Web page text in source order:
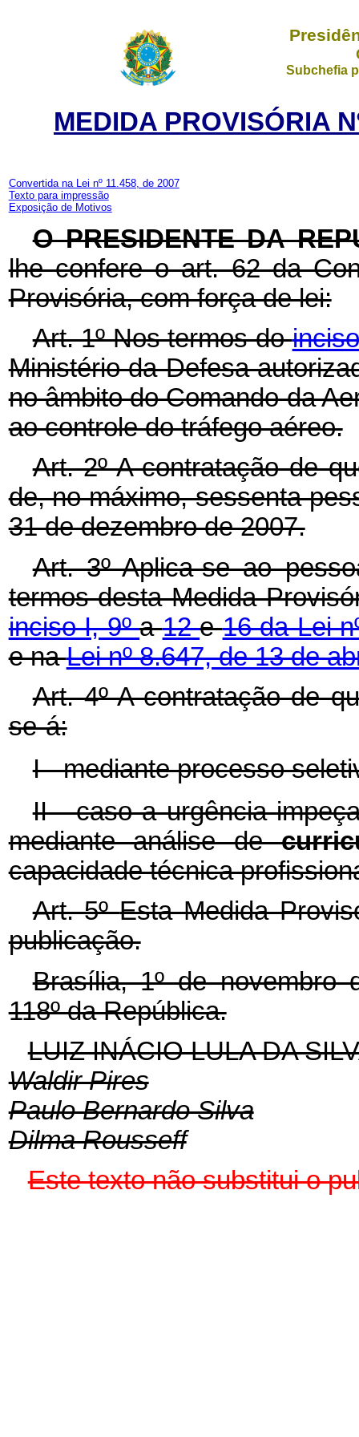
Subchefia
MEDIDA PROVISÓRIA
Convertida na Lei nº 11.458, de 2007
Texto para impressão
Exposição de Motivos
O PRESIDENTE DA
lhe confere o art. 62 da
Provisória, com força de lei:
Art. 1º Nos termos do
Ministério da Defesa
no âmbito do Comando da
ao controle do tráfego aéreo.
Art. 2º A contratação de
de, no máximo, sessenta
31 de dezembro de 2007.
Art. 3º Aplica-se ao
termos desta Medida
inciso I, 9ºa12e16 da Lei
e naLei nº 8.647, de 13 de
Art. 4º A contratação de
se-á:
I - mediante processo
II - caso a urgência
mediante análise de
capacidade técnica
Art. 5ºEsta Medida
publicação.
Brasília, 1º de novembro
118º da República.
LUIZ INÁCIO LULA DA
Waldir Pires
Paulo Bernardo Silva
Dilma Rousseff
Este texto não substitui o